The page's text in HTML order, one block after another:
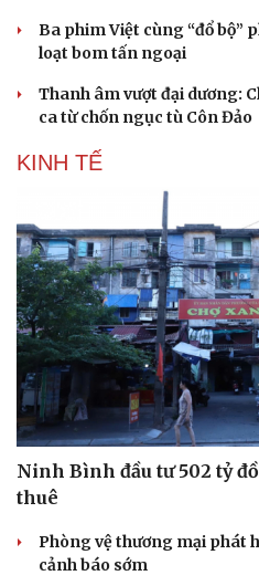
Tư vấn
Săn Tour
Ba phim Việt cùng “đổ bộ”
loạt bom tấn ngoại
Thanh âm vượt đại dương:
ca từ chốn ngục tù Côn Đảo
KINH TẾ
Ninh Bình đầu tư 502 tỷ
thuê
Phòng vệ thương mại phát
cảnh báo sớm